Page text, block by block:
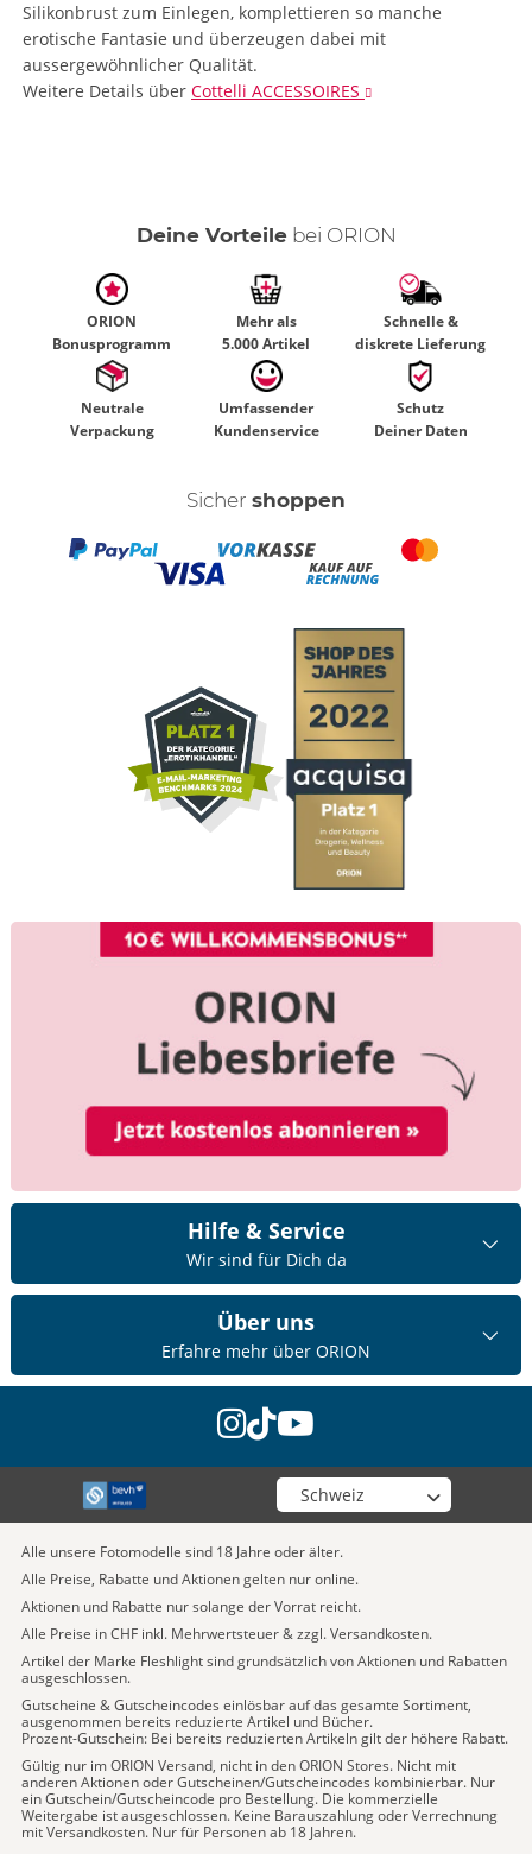
Silikonbrust zum Einlegen, komplettieren so manche
erotische Fantasie und überzeugen dabei mit
aussergewöhnlicher Qualität.
Weitere Details über Cottelli ACCESSOIRES
Deine Vorteilebei ORION
ORION
Bonusprogramm
Mehr als
5.000 Artikel
Schnelle &
diskrete Lieferung
Neutrale
Verpackung
Umfassender
Kundenservice
Schutz
Deiner Daten
Sicher shoppen
Hilfe & Service
Wir sind für Dich da
Über uns
Erfahre mehr über ORION
instagram
tiktok
youtube
Wähle deinen Shop
Alle unsere Fotomodelle sind 18 Jahre oder älter.
Alle Preise, Rabatte und Aktionen gelten nur online.
Aktionen und Rabatte nur solange der Vorrat reicht.
Alle Preise in CHF inkl. Mehrwertsteuer & zzgl. Versandkosten.
Artikel der Marke Fleshlight sind grundsätzlich von Aktionen und Rabatten
ausgeschlossen.
Gutscheine & Gutscheincodes einlösbar auf das gesamte Sortiment,
ausgenommen bereits reduzierte Artikel und Bücher.
Prozent-Gutschein: Bei bereits reduzierten Artikeln gilt der höhere Rabatt.
Gültig nur im ORION Versand, nicht in den ORION Stores. Nicht mit
anderen Aktionen oder Gutscheinen/Gutscheincodes kombinierbar. Nur
ein Gutschein/Gutscheincode pro Bestellung. Die kommerzielle
Weitergabe ist ausgeschlossen. Keine Barauszahlung oder Verrechnung
mit Versandkosten. Nur für Personen ab 18 Jahren.